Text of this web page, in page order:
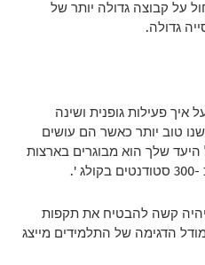
על קבוצה גדולה יותר של
גדולה.
איך פעילות גופנית ושינה
טוב יותר כאשר הם עושים
היעד שלך הוא מבוגרים בארצות
'.
קשה להבטיח את תקפות
הדגימה של התלמידים מייצג